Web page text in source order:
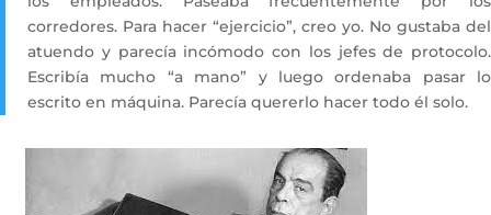
corredores. Para hacer “ejercicio”, creo yo. No gustaba del
atuendo y parecía incómodo con los jefes de protocolo.
Escribía mucho “a mano” y luego ordenaba pasar lo
escrito en máquina. Parecía quererlo hacer todo él solo.